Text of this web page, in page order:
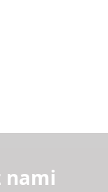
nami